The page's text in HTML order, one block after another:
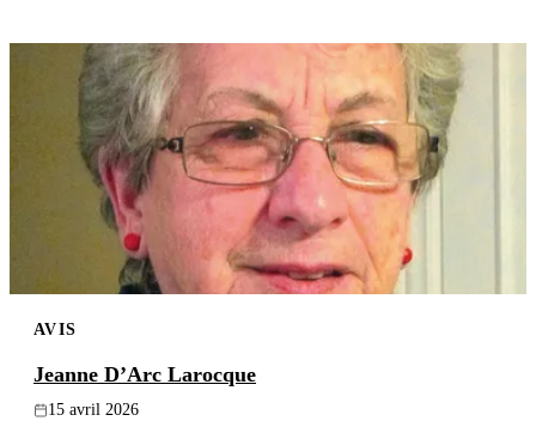
AVIS
Jeanne D’Arc Larocque
15 avril 2026